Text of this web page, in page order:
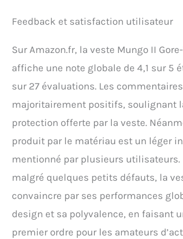
Feedback et satisfaction utilisateur
Sur Amazon.fr, la veste Mungo II
affiche une note globale de 4,1 sur 5
sur 27 évaluations. Les
majoritairement positifs, soulignant
protection offerte par la veste.
produit par le matériau est un léger
mentionné par plusieurs utilisateurs.
malgré quelques petits défauts, la
convaincre par ses performances
design et sa polyvalence, en faisant
premier ordre pour les amateurs